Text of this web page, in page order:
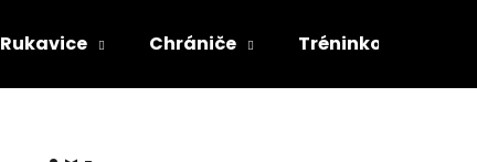
Rukavice Chrániče Tréninkové